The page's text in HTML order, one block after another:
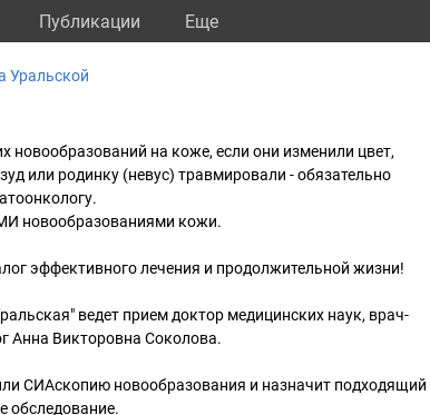
Публикации Eще
Уральской
новообразований на коже, если они изменили цвет,
или родинку (невус) травмировали - обязательно
новообразованиями кожи.
эффективного лечения и продолжительной жизни!
ведет прием доктор медицинских наук, врач-
Анна Викторовна Соколова.
СИАскопию новообразования и назначит подходящий
обследование.